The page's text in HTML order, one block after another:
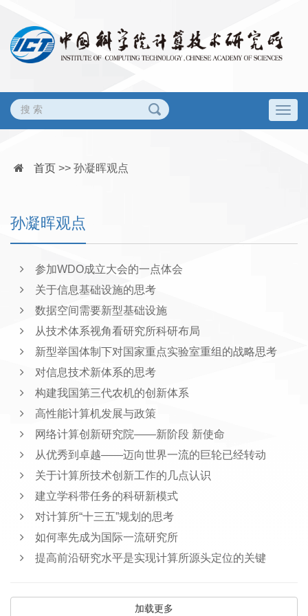
首页 >> 孙凝晖观点
孙凝晖观点
参加WDO成立大会的一点体会
关于信息基础设施的思考
数据空间需要新型基础设施
从技术体系视角看研究所科研布局
新型举国体制下对国家重点实验室重组的战略思考
对信息技术新体系的思考
构建我国第三代农机的创新体系
高性能计算机发展与政策
网络计算创新研究院——新阶段 新使命
从优秀到卓越——迈向世界一流的巨轮已经转动
关于计算所技术创新工作的几点认识
建立学科带任务的科研新模式
对计算所“十三五”规划的思考
如何率先成为国际一流研究所
提高前沿研究水平是实现计算所源头定位的关键
加载更多